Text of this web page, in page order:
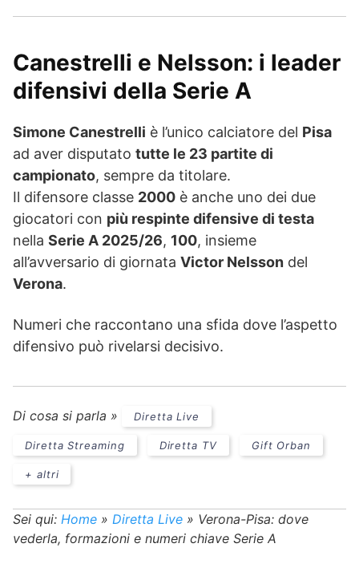
Canestrelli e Nelsson: i leader
difensivi della Serie A
Simone Canestrelli è l’unico calciatore del Pisa
ad aver disputato tutte le 23 partite di
campionato, sempre da titolare.
Il difensore classe 2000 è anche uno dei due
giocatori con più respinte difensive di testa
nella Serie A 2025/26, 100, insieme
all’avversario di giornata Victor Nelsson del
Verona.
Numeri che raccontano una sfida dove l’aspetto
difensivo può rivelarsi decisivo.
Di cosa si parla » Diretta Live
Diretta Streaming Diretta TV Gift Orban
+ altri
Sei qui: Home » Diretta Live » Verona-Pisa: dove
vederla, formazioni e numeri chiave Serie A